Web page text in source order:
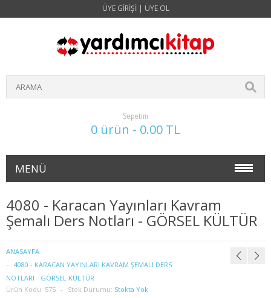
ÜYE GIRIŞI | ÜYE OL
Sepetim
0 ürün - 0.00 TL
MENÜ
İŞLETME
1. SINIF 1. YARIYIL İŞLETME
1. SINIF 2. YARIYIL İŞLETME
4080 - Karacan Yayınları Kavram
Şemalı Ders Notları - GÖRSEL KÜLTÜR
ANASAYFA
4080 - KARACAN YAYINLARI KAVRAM ŞEMALI DERS
NOTLARI - GÖRSEL KÜLTÜR
Ürün Kodu: 575 Stok Durumu: Stokta Yok